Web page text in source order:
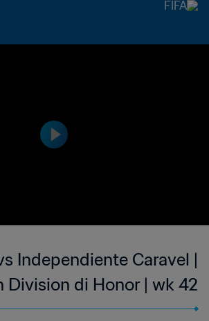
Independiente Caravel |
Division di Honor | wk 42